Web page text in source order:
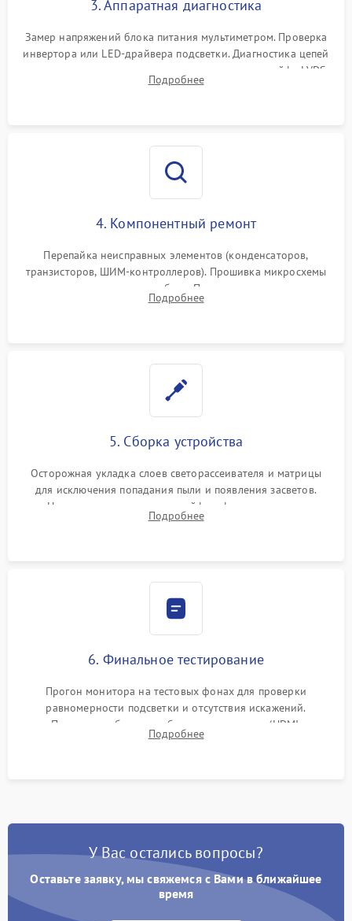
Поломка системы защиты
3. Аппаратная диагностика
Замер напряжений блока питания мультиметром. Проверка
инвертора или LED-драйвера подсветки. Диагностика цепей
питания скалера и тестирование сигналов на шлейфе LVDS
Подробнее
4. Компонентный ремонт
Перепайка неисправных элементов (конденсаторов,
транзисторов, ШИМ-контроллеров). Прошивка микросхемы
памяти при программных сбоях. При поломке подсветки —
разборка матрицы и замена выгоревших светодиодов.
Подробнее
5. Сборка устройства
Осторожная укладка слоев светорассеивателя и матрицы
для исключения попадания пыли и появления засветов.
Надежное подключение шлейфов, фиксация плат и
аккуратное защелкивание пластикового корпуса монитора.
Подробнее
6. Финальное тестирование
Прогон монитора на тестовых фонах для проверки
равномерности подсветки и отсутствия искажений.
Проверка работоспособности всех портов (HDMI,
DisplayPort, VGA) и кнопок управления под нагрузкой в
Подробнее
У Вас остались вопросы?
Оставьте заявку, мы свяжемся с Вами в ближайшее
время